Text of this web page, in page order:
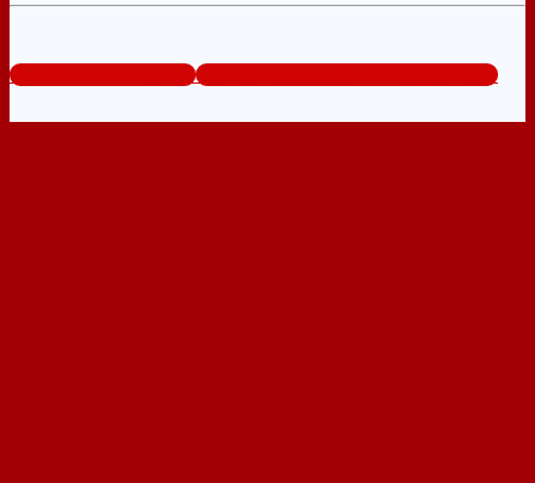
www.bancuanhom.com Tổng đài tư vấn miễn phí: 0824.400.400